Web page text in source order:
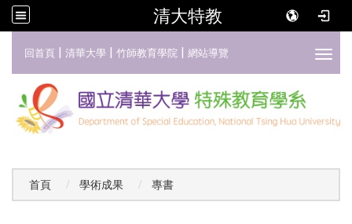
清大特教
回首頁 | 清華大學 | 竹師教育學院 | 網站導覽
首頁 學術成果 專書